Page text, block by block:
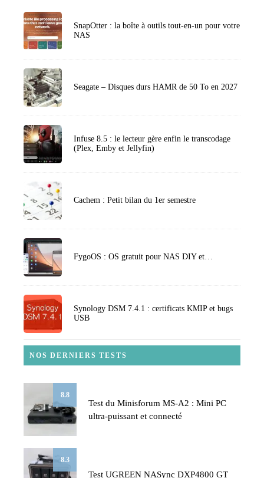
SnapOtter : la boîte à outils tout-en-un pour votre
NAS
Seagate – Disques durs HAMR de 50 To en 2027
Infuse 8.5 : le lecteur gère enfin le transcodage
(Plex, Emby et Jellyfin)
Cachem : Petit bilan du 1er semestre
FygoOS : OS gratuit pour NAS DIY et…
Synology DSM 7.4.1 : certificats KMIP et bugs
USB
NOS DERNIERS TESTS
8.8
Test du Minisforum MS-A2 : Mini PC
ultra-puissant et connecté
8.3
Test UGREEN NASync DXP4800 GT